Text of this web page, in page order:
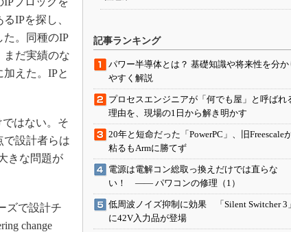
IPを探し、
た。同種のIP
まだ実績のな
えた。IPと
はない。そ
で設計者らは
きな問題が
ズで設計チ
change
記事ランキング
パワー半導体とは？ 基礎知識や将来性を分か
やすく解説
プロセスエンジニアが「何でも屋」と呼ばれ
理由を、現場の1日から解き明かす
20年と短命だった「PowerPC」、旧Freescale
粘るもArmに勝てず
電源は電解コン総取っ換えだけでは直らな
い！ ―― パワコンの修理（1）
低周波ノイズ抑制に効果 「Silent Switcher 3」
に42V入力品が登場